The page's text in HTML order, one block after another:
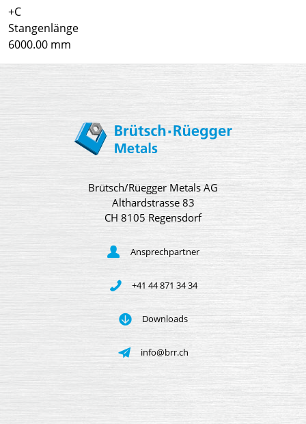
+C
Stangenlänge
6000.00 mm
Brütsch/Rüegger Metals AG
Althardstrasse 83
CH 8105 Regensdorf
Ansprechpartner
+41 44 871 34 34
Downloads
info@brr.ch